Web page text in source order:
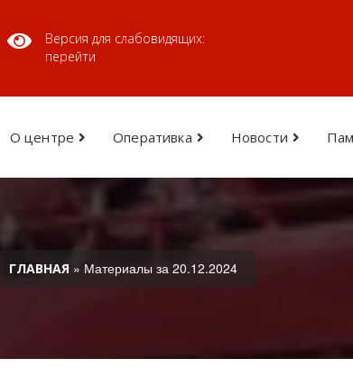
Версия для слабовидящих:
перейти
О центре Оперативка Новости
ГЛАВНАЯ » Материалы за 20.12.2024